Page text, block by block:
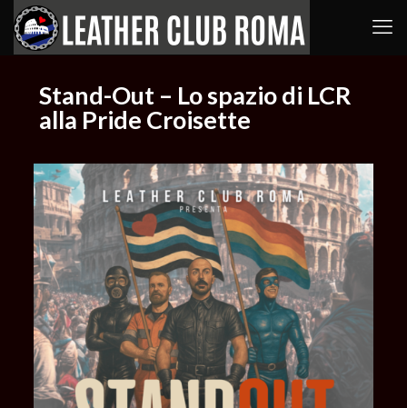
Stand-Out – Lo spazio di LCR
alla Pride Croisette